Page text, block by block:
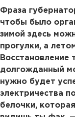
Фраза
чтобы было
зимой здесь
прогулки, а
долгожданный
нужно будет
электричества
белочки,